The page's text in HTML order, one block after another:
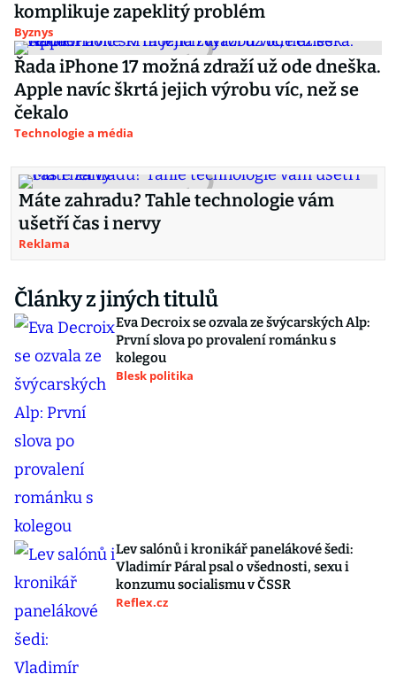
komplikuje zapeklitý problém
Byznys
Řada iPhone 17 možná zdraží už ode dneška.
Apple navíc škrtá jejich výrobu víc, než se
čekalo
Technologie a média
Máte zahradu? Tahle technologie vám
ušetří čas i nervy
Reklama
Články z jiných titulů
Eva Decroix se ozvala ze švýcarských Alp:
První slova po provalení románku s
kolegou
Blesk politika
Lev salónů i kronikář panelákové šedi:
Vladimír Páral psal o všednosti, sexu i
konzumu socialismu v ČSSR
Reflex.cz